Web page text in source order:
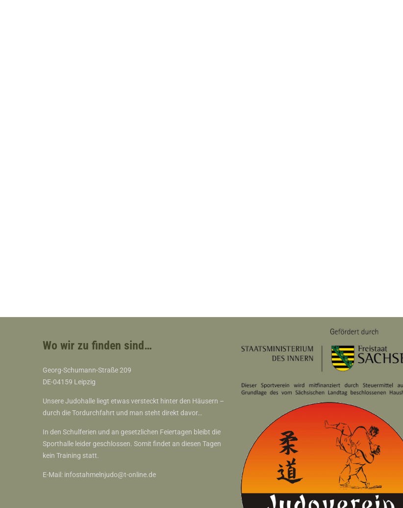
Wo wir zu finden sind…
Georg-Schumann-Straße 209
DE-04159 Leipzig
Unsere Judohalle liegt etwas versteckt hinter den Häusern –
durch die Tordurchfahrt und man steht direkt davor…
In den Schulferien und an gesetzlichen Feiertagen bleibt die
Sporthalle leider geschlossen. Somit findet an diesen Tagen
kein Training statt.
E-Mail: infostahmelnjudo@t-online.de